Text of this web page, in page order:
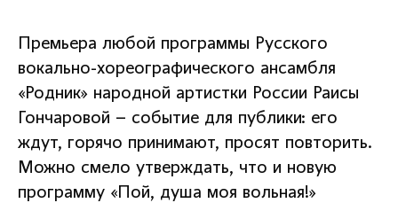
Премьера любой программы Русского
вокально-хореографического ансамбля
«Родник» народной артистки России Раисы
Гончаровой – событие для публики: его
ждут, горячо принимают, просят повторить.
Можно смело утверждать, что и новую
программу «Пой, душа моя вольная!»